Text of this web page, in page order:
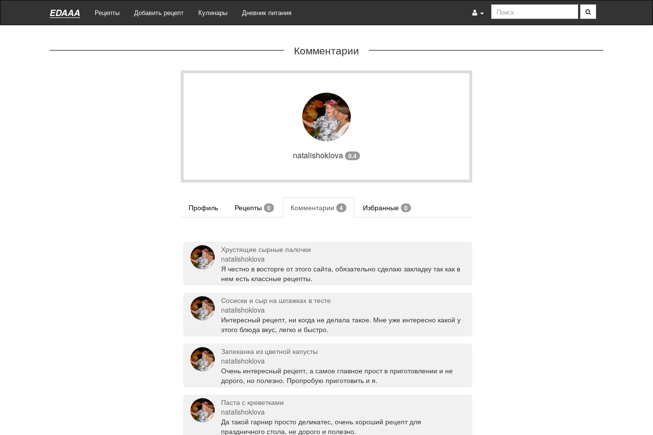
EDAAA Рецепты Добавить рецепт Кулинары Дневник питания
Комментарии
natalishoklova 0.4
Профиль Рецепты 0 Комментарии 4 Избранные 0
Хрустящие сырные палочки
natalishoklova
Я честно в восторге от этого сайта, обязательно сделаю закладку так как в
нем есть классные рецепты.
Сосиски и сыр на шпажках в тесте
natalishoklova
Интересный рецепт, ни когда не делала такое. Мне уже интересно какой у
этого блюда вкус, легко и быстро.
Запеканка из цветной капусты
natalishoklova
Очень интересный рецепт, а самое главное прост в приготовлении и не
дорого, но полезно. Пропробую приготовить и я.
Паста с креветками
natalishoklova
Да такой гарнир просто деликатес, очень хороший рецепт для
праздничного стола, не дорого и полезно.